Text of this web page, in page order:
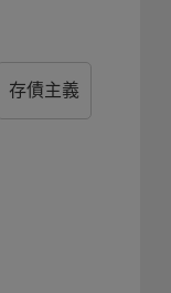
存債主義